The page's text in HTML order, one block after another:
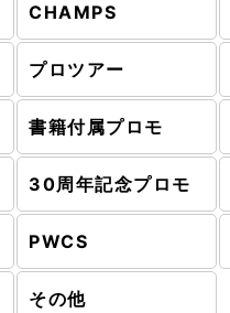
CHAMPS
プロツアー
書籍付属プロモ
30周年記念プロモ
PWCS
その他